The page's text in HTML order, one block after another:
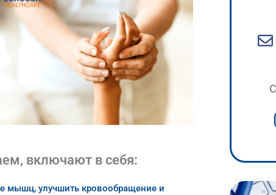
включают в себя:
мышц, улучшить кровообращение и